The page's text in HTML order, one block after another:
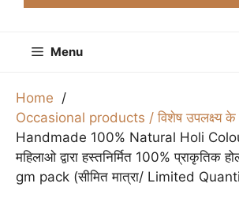
Menu
Home
Occasional products / विशेष उपलक्ष्य के
Handmade 100% Natural Holi
महिलाओ द्वारा हस्तनिर्मित 100% प्राकृतिक
gm pack (सीमित मात्रा/ Limited